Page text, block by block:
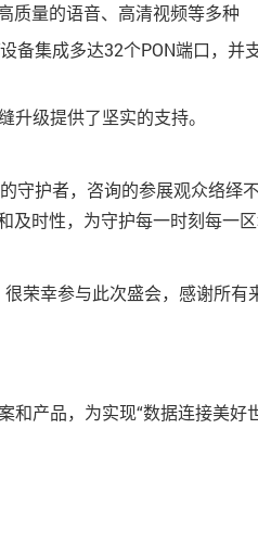
质量的语音、高清视频等多种
备集成多达32个PON端口，并
级提供了坚实的支持。
守护者，咨询的参展观众络绎
时性，为守护每一时刻每一区
荣幸参与此次盛会，感谢所有
产品，为实现“数据连接美好